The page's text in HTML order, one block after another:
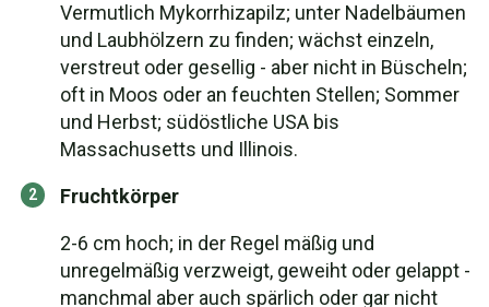
Vermutlich Mykorrhizapilz; unter Nadelbäumen
und Laubhölzern zu finden; wächst einzeln,
verstreut oder gesellig - aber nicht in Büscheln;
oft in Moos oder an feuchten Stellen; Sommer
und Herbst; südöstliche USA bis
Massachusetts und Illinois.
Fruchtkörper
2-6 cm hoch; in der Regel mäßig und
unregelmäßig verzweigt, geweiht oder gelappt -
manchmal aber auch spärlich oder gar nicht